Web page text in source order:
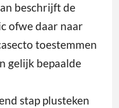
beschrijft de
ofwe daar naar
toestemmen
gelijk bepaalde
stap plusteken